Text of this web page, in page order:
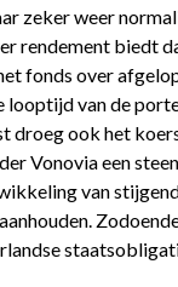
zeker weer
rendement biedt
fonds over
looptijd van de
droeg ook het
Vonovia een
van